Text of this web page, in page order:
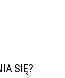
SIĘ?